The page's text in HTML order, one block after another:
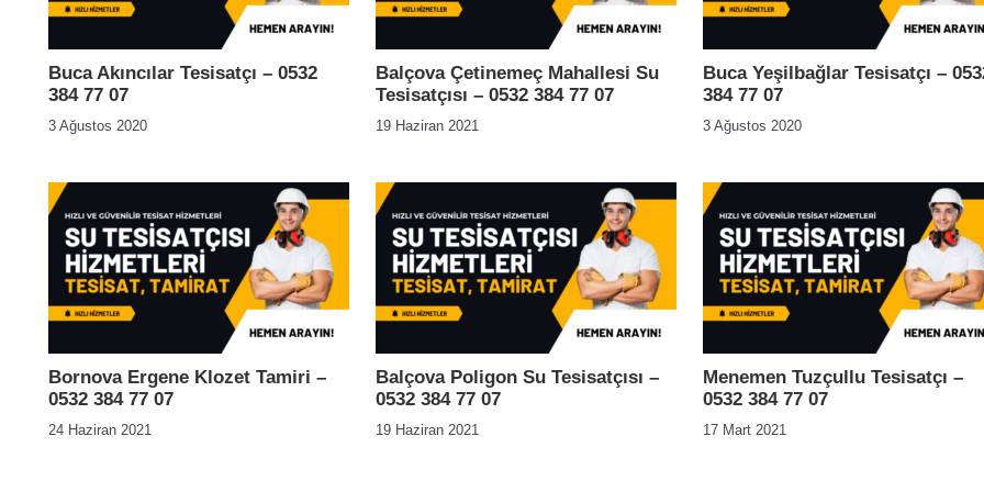
Buca Akıncılar Tesisatçı – 0532
384 77 07
3 Ağustos 2020
Balçova Çetinemeç Mahallesi Su
Tesisatçısı – 0532 384 77 07
19 Haziran 2021
Buca Yeşilbağlar Tesisatçı –
384 77 07
3 Ağustos 2020
Bornova Ergene Klozet Tamiri –
0532 384 77 07
24 Haziran 2021
Balçova Poligon Su Tesisatçısı –
0532 384 77 07
19 Haziran 2021
Menemen Tuzçullu Tesisatçı –
0532 384 77 07
17 Mart 2021